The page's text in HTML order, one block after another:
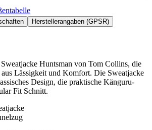
Herstellerangaben (GPSR)
Huntsman von Tom Collins, die
Lässigkeit und Komfort. Die Sweatjacke
Design, die praktische Känguru-
Fit Schnitt.